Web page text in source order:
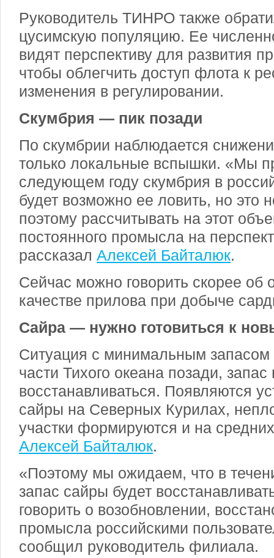
Руководитель ТИНРО также
цусимскую популяцию. Ее
видят перспективу для развития
чтобы облегчить доступ флота к
изменения в регулировании.
Скумбрия — пик позади
По скумбрии наблюдается
только локальные вспышки. «Мы
следующем году скумбрия в
будет возможно ее ловить, но это
поэтому рассчитывать на этот
постоянного промысла на
рассказал Алексей Байталюк.
Сейчас можно говорить скорее об
качестве прилова при добыче
Сайра — нужно готовиться к
Ситуация с минимальным запасом
части Тихого океана позади, запас
восстанавливаться. Появляются
сайры на Северных Курилах,
участки формируются и на
Алексей Байталюк.
«Поэтому мы ожидаем, что в
запас сайры будет
говорить о возобновлении,
промысла российскими
сообщил руководитель филиала.